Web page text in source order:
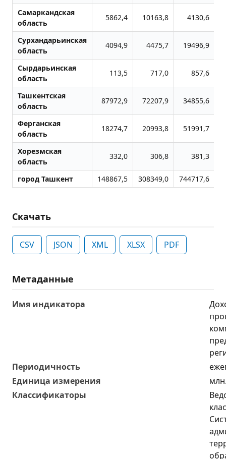
Самаркандская
область
5862,4 10163,8 4130,6
Сурхандарьинская
область
4094,9 4475,7 19496,9
Сырдарьинская
область
113,5 717,0 857,6
Ташкентская
область
87972,9 72207,9 34855,6
Ферганская
область
18274,7 20993,8 51991,7
Хорезмская
область
332,0 306,8 381,3
город Ташкент 148867,5 308349,0 744717,6
Скачать
CSV JSON XML XLSX PDF
Метаданные
Имя индикатора
Периодичность
Единица измерения
Классификаторы